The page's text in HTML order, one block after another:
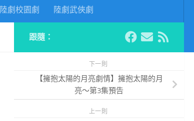
陸劇校園劇 陸劇武俠劇
跟隨：
下一則
【擁抱太陽的月亮劇情】擁抱太陽的月
亮～第3集預告
上一則